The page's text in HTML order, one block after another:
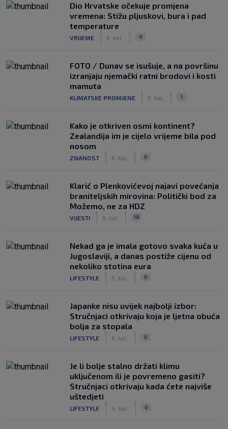
Dio Hrvatske očekuje promjena
vremena: Stižu pljuskovi, bura i pad
temperature
VRIJEME 6. kol. 0
FOTO / Dunav se isušuje, a na površinu
izranjaju njemački ratni brodovi i kosti
mamuta
KLIMATSKE PROMJENE 5. kol. 1
Kako je otkriven osmi kontinent?
Zealandija im je cijelo vrijeme bila pod
nosom
ZNANOST 6. kol. 0
Klarić o Plenkovićevoj najavi povećanja
braniteljskih mirovina: Politički bod za
Možemo, ne za HDZ
VIJESTI 6. kol. 18
Nekad ga je imala gotovo svaka kuća u
Jugoslaviji, a danas postiže cijenu od
nekoliko stotina eura
LIFESTYLE 5. kol. 0
Japanke nisu uvijek najbolji izbor:
Stručnjaci otkrivaju koja je ljetna obuća
bolja za stopala
LIFESTYLE 6. kol. 0
Je li bolje stalno držati klimu
uključenom ili je povremeno gasiti?
Stručnjaci otkrivaju kada ćete najviše
uštedjeti
LIFESTYLE 4. kol. 0